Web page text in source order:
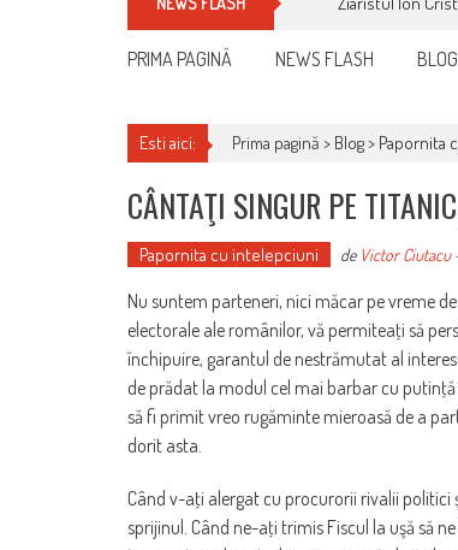
PRIMA PAGINĂ NEWS FLASH BLOG
Esti aici: Prima pagină > Blog> Papornita
CÂNTAŢI SINGUR PE
Papornita cu intelepciuni de Victor Ciutacu
Nu suntem parteneri, nici măcar pe vreme
electorale ale românilor, vă permiteaţi să
închipuire, garantul de nestrămutat al
de prădat la modul cel mai barbar cu
să fi primit vreo rugăminte mieroasă de a
dorit asta.
Când v-aţi alergat cu procurorii rivalii politici
sprijinul. Când ne-aţi trimis Fiscul la uşă să